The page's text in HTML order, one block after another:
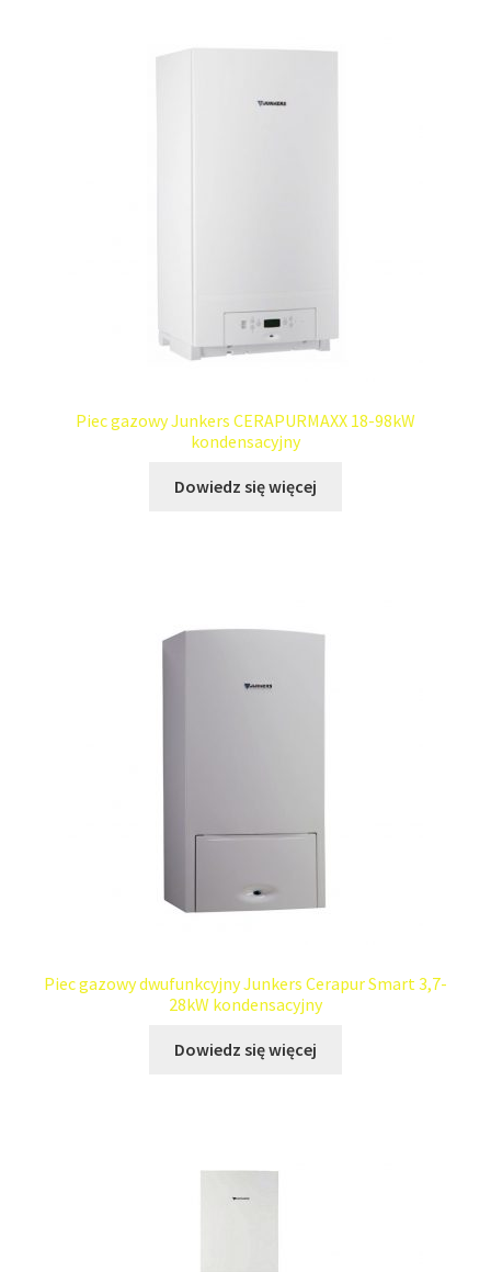
Piec gazowy Junkers CERAPURMAXX 18-98kW
kondensacyjny
Dowiedz się więcej
Piec gazowy dwufunkcyjny Junkers Cerapur Smart 3,7-
28kW kondensacyjny
Dowiedz się więcej